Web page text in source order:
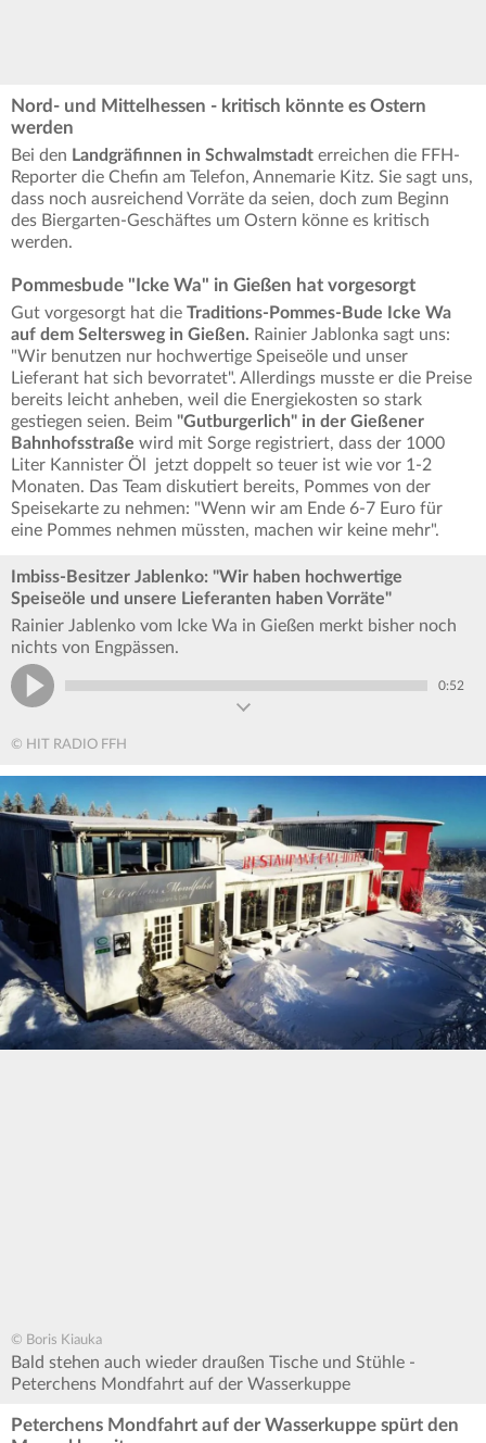
Nord- und Mittelhessen - kritisch könnte es Ostern
werden
Bei den Landgräfinnen in Schwalmstadt erreichen die FFH-
Reporter die Chefin am Telefon, Annemarie Kitz. Sie sagt uns,
dass noch ausreichend Vorräte da seien, doch zum Beginn
des Biergarten-Geschäftes um Ostern könne es kritisch
werden.
Pommesbude "Icke Wa" in Gießen hat vorgesorgt
Gut vorgesorgt hat die Traditions-Pommes-Bude Icke Wa
auf dem Seltersweg in Gießen. Rainier Jablonka sagt uns:
"Wir benutzen nur hochwertige Speiseöle und unser
Lieferant hat sich bevorratet". Allerdings musste er die Preise
bereits leicht anheben, weil die Energiekosten so stark
gestiegen seien. Beim "Gutburgerlich" in der Gießener
Bahnhofsstraße wird mit Sorge registriert, dass der 1000
Liter Kannister Öl jetzt doppelt so teuer ist wie vor 1-2
Monaten. Das Team diskutiert bereits, Pommes von der
Speisekarte zu nehmen: "Wenn wir am Ende 6-7 Euro für
eine Pommes nehmen müssten, machen wir keine mehr".
Imbiss-Besitzer Jablenko: "Wir haben hochwertige
Speiseöle und unsere Lieferanten haben Vorräte"
Rainier Jablenko vom Icke Wa in Gießen merkt bisher noch
nichts von Engpässen.
0:52
© HIT RADIO FFH
© Boris Kiauka
Bald stehen auch wieder draußen Tische und Stühle -
Peterchens Mondfahrt auf der Wasserkuppe
Peterchens Mondfahrt auf der Wasserkuppe spürt den